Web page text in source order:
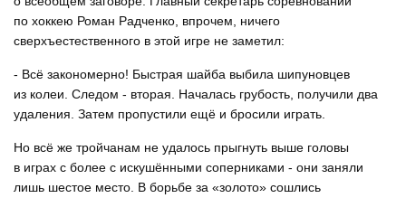
по хоккею Роман Радченко, впрочем, ничего
сверхъестественного в этой игре не заметил:
- Всё закономерно! Быстрая шайба выбила шипуновцев
из колеи. Следом - вторая. Началась грубость, получили два
удаления. Затем пропустили ещё и бросили играть.
Но всё же тройчанам не удалось прыгнуть выше головы
в играх с более с искушёнными соперниками - они заняли
лишь шестое место. В борьбе за «золото» сошлись